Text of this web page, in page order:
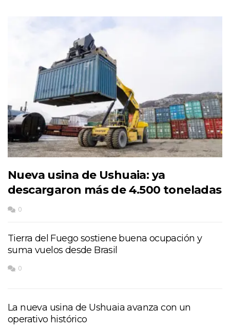
Nueva usina de Ushuaia: ya
descargaron más de 4.500 toneladas
0
Tierra del Fuego sostiene buena ocupación y
suma vuelos desde Brasil
0
La nueva usina de Ushuaia avanza con un
operativo histórico